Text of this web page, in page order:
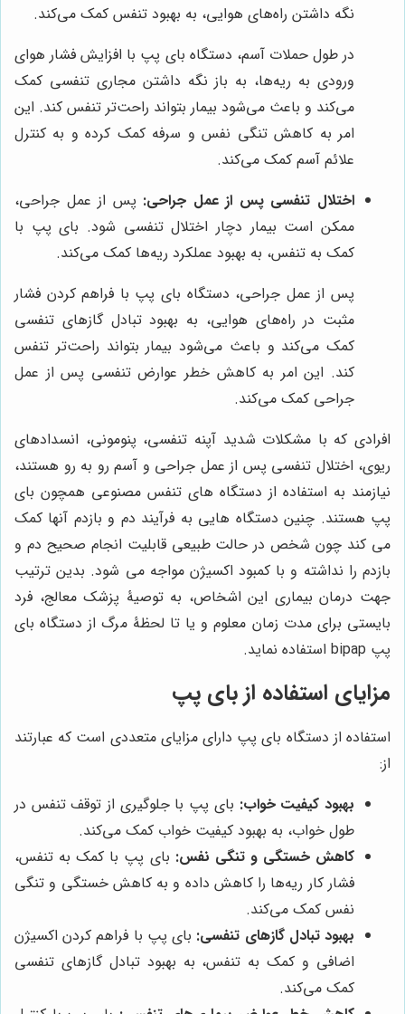
نگه داشتن راه‌های هوایی، به بهبود تنفس کمک می‌کند.
در طول حملات آسم، دستگاه بای پپ با افزایش فشار هوای
ورودی به ریه‌ها، به باز نگه داشتن مجاری تنفسی کمک
می‌کند و باعث می‌شود بیمار بتواند راحت‌تر تنفس کند. این
امر به کاهش تنگی نفس و سرفه کمک کرده و به کنترل
علائم آسم کمک می‌کند.
اختلال تنفسی پس از عمل جراحی: پس از عمل جراحی،
ممکن است بیمار دچار اختلال تنفسی شود. بای پپ با
کمک به تنفس، به بهبود عملکرد ریه‌ها کمک می‌کند.
پس از عمل جراحی، دستگاه بای پپ با فراهم کردن فشار
مثبت در راه‌های هوایی، به بهبود تبادل گازهای تنفسی
کمک می‌کند و باعث می‌شود بیمار بتواند راحت‌تر تنفس
کند. این امر به کاهش خطر عوارض تنفسی پس از عمل
جراحی کمک می‌کند.
افرادی که با مشکلات شدید آپنه تنفسی، پنومونی، انسدادهای
ریوی، اختلال تنفسی پس از عمل جراحی و آسم رو به رو هستند،
نیازمند به استفاده از دستگاه های تنفس مصنوعی همچون بای
پپ هستند. چنین دستگاه هایی به فرآیند دم و بازدم آنها کمک
می کند چون شخص در حالت طبیعی قابلیت انجام صحیح دم و
بازدم را نداشته و با کمبود اکسیژن مواجه می شود. بدین ترتیب
جهت درمان بیماری این اشخاص، به توصیۀ پزشک معالج، فرد
بایستی برای مدت زمان معلوم و یا تا لحظۀ مرگ از دستگاه بای
پپ bipap استفاده نماید.
مزایای استفاده از بای پپ
استفاده از دستگاه بای پپ دارای مزایای متعددی است که عبارتند
از:
بهبود کیفیت خواب: بای پپ با جلوگیری از توقف تنفس در
طول خواب، به بهبود کیفیت خواب کمک می‌کند.
کاهش خستگی و تنگی نفس: بای پپ با کمک به تنفس،
فشار کار ریه‌ها را کاهش داده و به کاهش خستگی و تنگی
نفس کمک می‌کند.
بهبود تبادل گازهای تنفسی: بای پپ با فراهم کردن اکسیژن
اضافی و کمک به تنفس، به بهبود تبادل گازهای تنفسی
کمک می‌کند.